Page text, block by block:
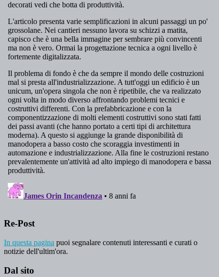
Re-Post
In questa pagina puoi segnalare contenuti interessanti e curati o
notizie dell'ultim'ora.
Dal sito